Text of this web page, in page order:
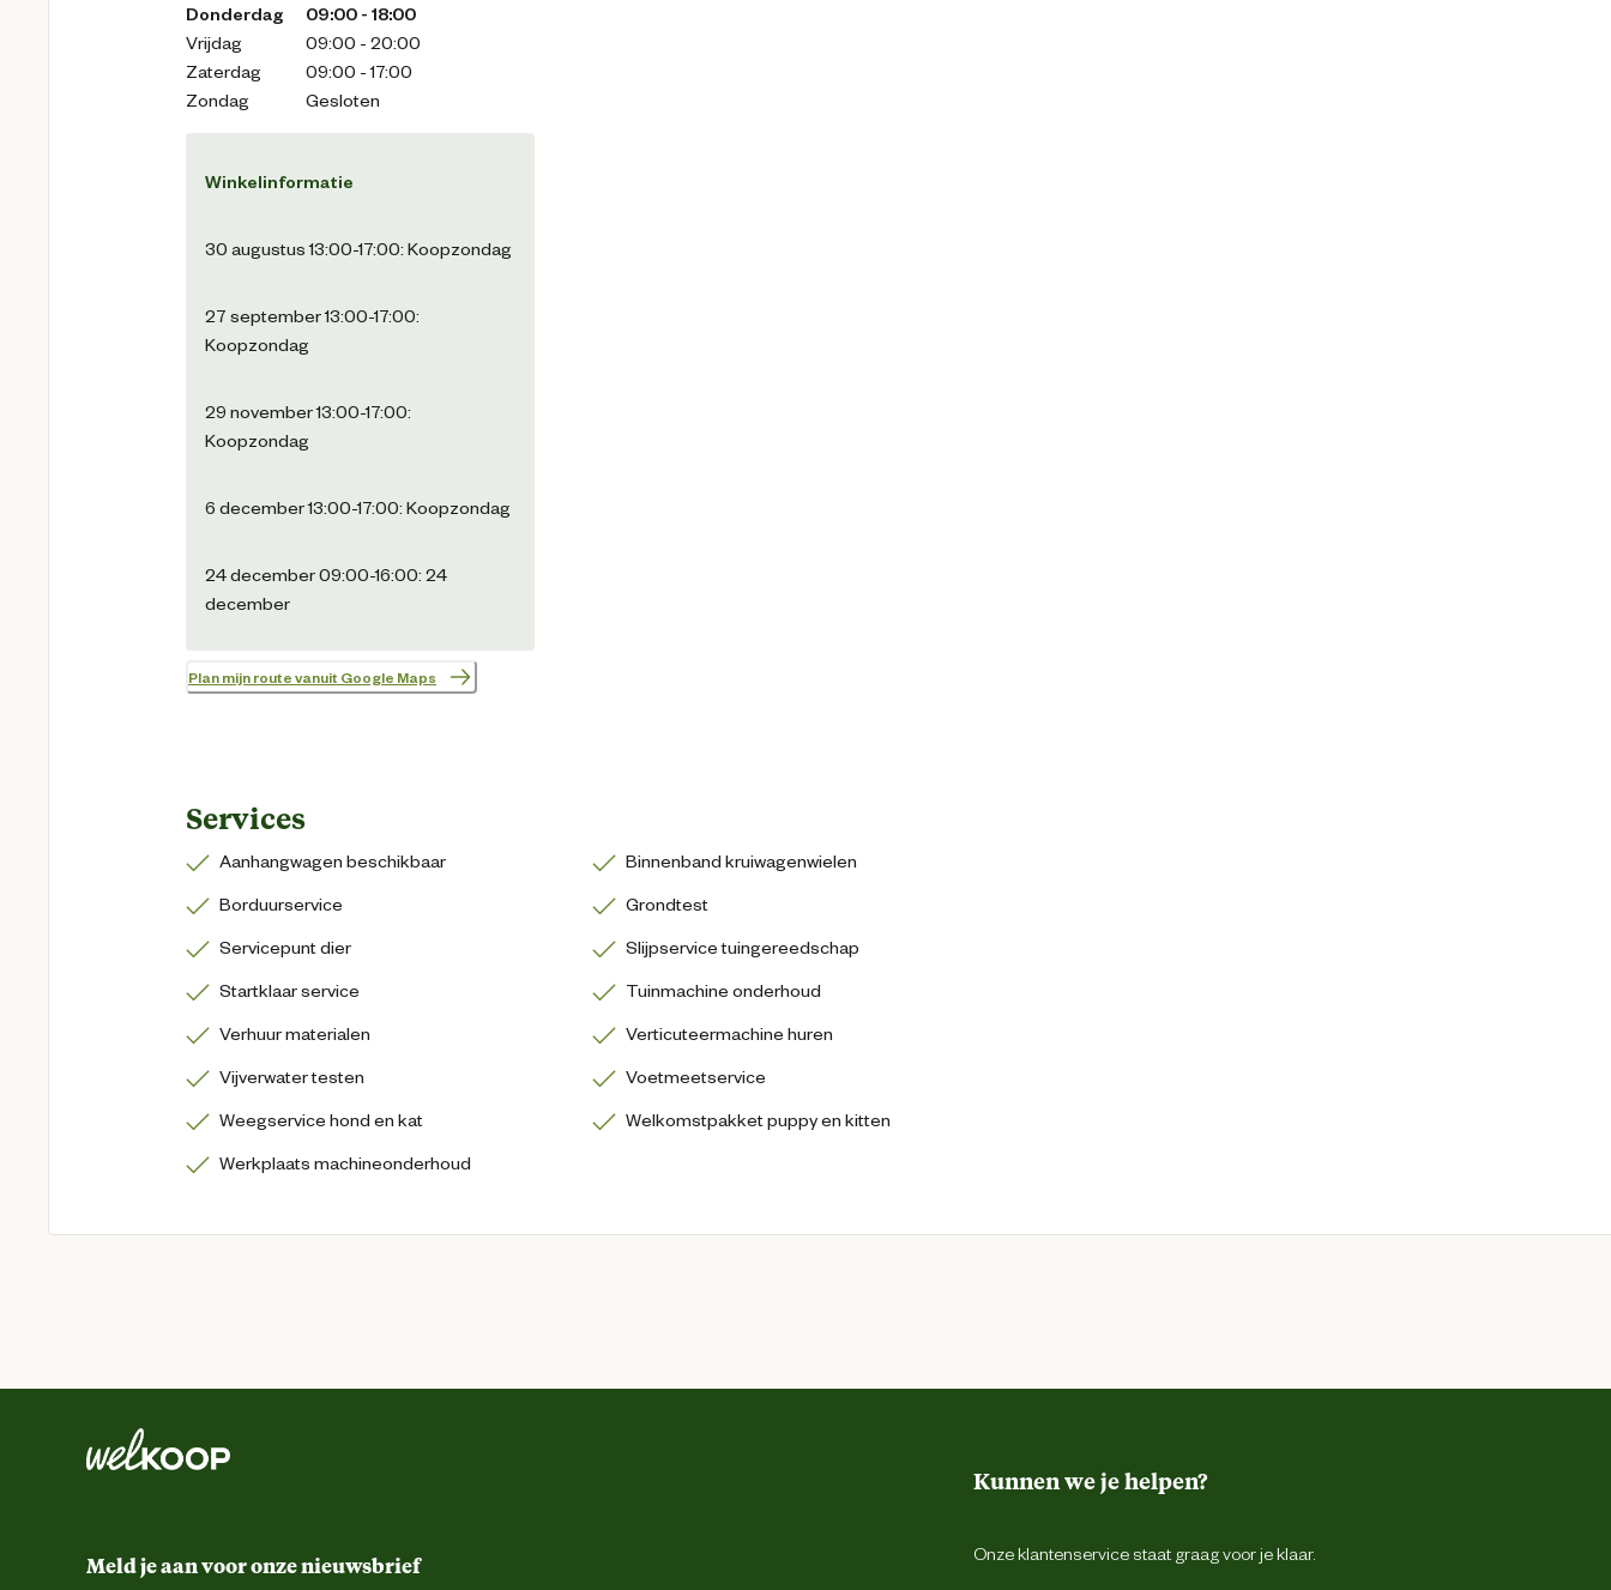
Donderdag
09:00 - 18:00
Vrijdag
09:00 - 20:00
Zaterdag
09:00 - 17:00
Zondag
Gesloten
Winkelinformatie
30 augustus 13:00-17:00: Koopzondag
27 september 13:00-17:00:
Koopzondag
29 november 13:00-17:00:
Koopzondag
6 december 13:00-17:00: Koopzondag
24 december 09:00-16:00: 24
december
Plan mijn route vanuit Google Maps
Services
Aanhangwagen beschikbaar
Binnenband kruiwagenwielen
Borduurservice
Grondtest
Servicepunt dier
Slijpservice tuingereedschap
Startklaar service
Tuinmachine onderhoud
Verhuur materialen
Verticuteermachine huren
Vijverwater testen
Voetmeetservice
Weegservice hond en kat
Welkomstpakket puppy en kitten
Werkplaats machineonderhoud
Meld je aan voor onze nieuwsbrief
Kunnen we je helpen?
Onze klantenservice staat graag voor je klaar.